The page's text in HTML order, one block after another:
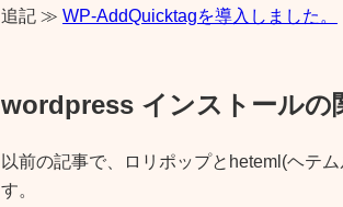
追記 ≫ WP-AddQuicktagを導入しました。
wordpress インストールの
以前の記事で、ロリポップとheteml(ヘテ
す。